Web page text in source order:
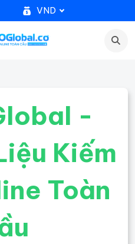
VND
-
Kiếm
Toàn